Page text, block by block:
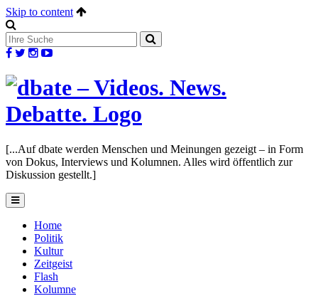
Skip to content
[...Auf dbate werden Menschen und Meinungen gezeigt – in Form
von Dokus, Interviews und Kolumnen. Alles wird öffentlich zur
Diskussion gestellt.]
Home
Politik
Kultur
Zeitgeist
Flash
Kolumne